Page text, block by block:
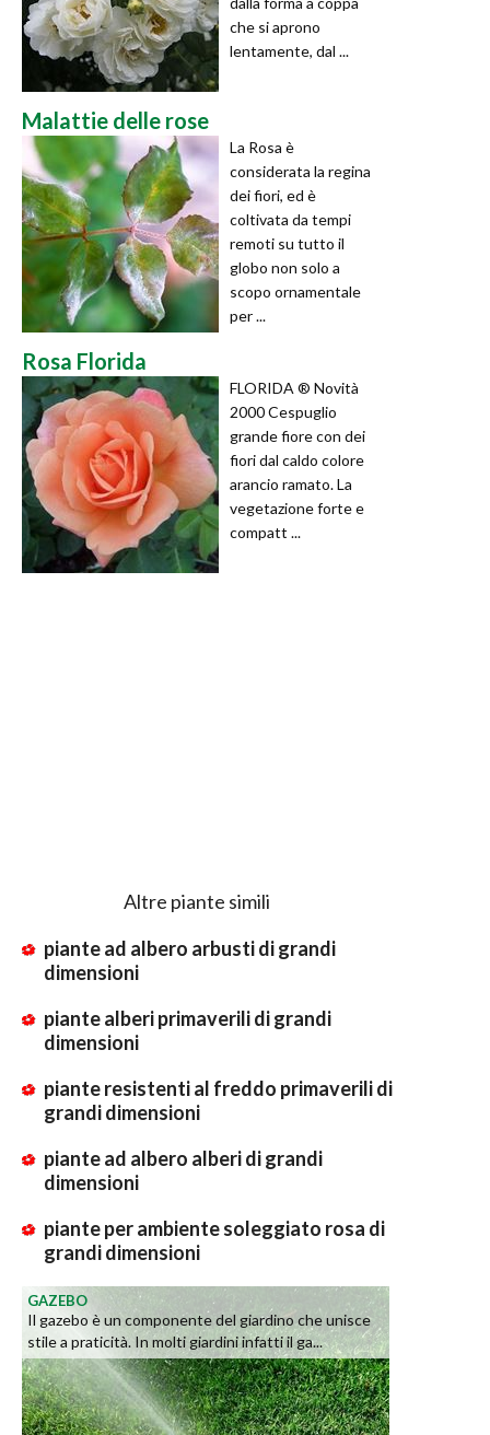
che si aprono
lentamente, dal ...
Malattie delle rose
La Rosa è
considerata la regina
dei fiori, ed è
coltivata da tempi
remoti su tutto il
globo non solo a
scopo ornamentale
per ...
Rosa Florida
FLORIDA ® Novità
2000 Cespuglio
grande fiore con dei
fiori dal caldo colore
arancio ramato. La
vegetazione forte e
compatt ...
Altre piante simili
piante ad albero arbusti di grandi
dimensioni
piante alberi primaverili di grandi
dimensioni
piante resistenti al freddo primaverili di
grandi dimensioni
piante ad albero alberi di grandi
dimensioni
piante per ambiente soleggiato rosa di
grandi dimensioni
GAZEBO
Il gazebo è un componente del giardino che unisce
stile a praticità. In molti giardini infatti il ga...